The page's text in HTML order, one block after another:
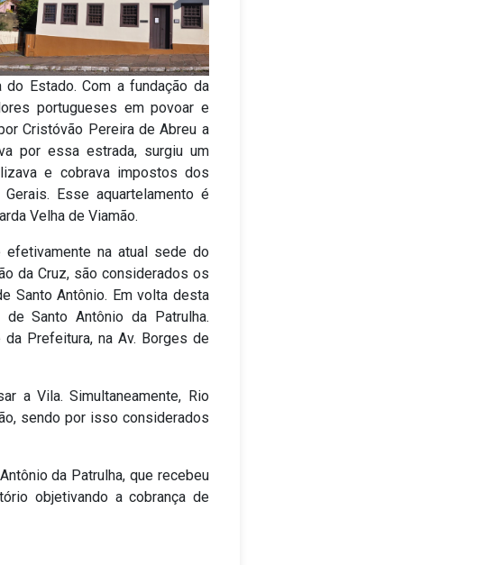
Estado. Com a fundação da
portugueses em povoar e
Cristóvão Pereira de Abreu a
por essa estrada, surgiu um
e cobrava impostos dos
Esse aquartelamento é
Velha de Viamão.
na atual sede do
da Cruz, são considerados os
Santo Antônio. Em volta desta
Santo Antônio da Patrulha.
Prefeitura, na Av. Borges de
a Vila. Simultaneamente, Rio
sendo por isso considerados
da Patrulha, que recebeu
objetivando a cobrança de